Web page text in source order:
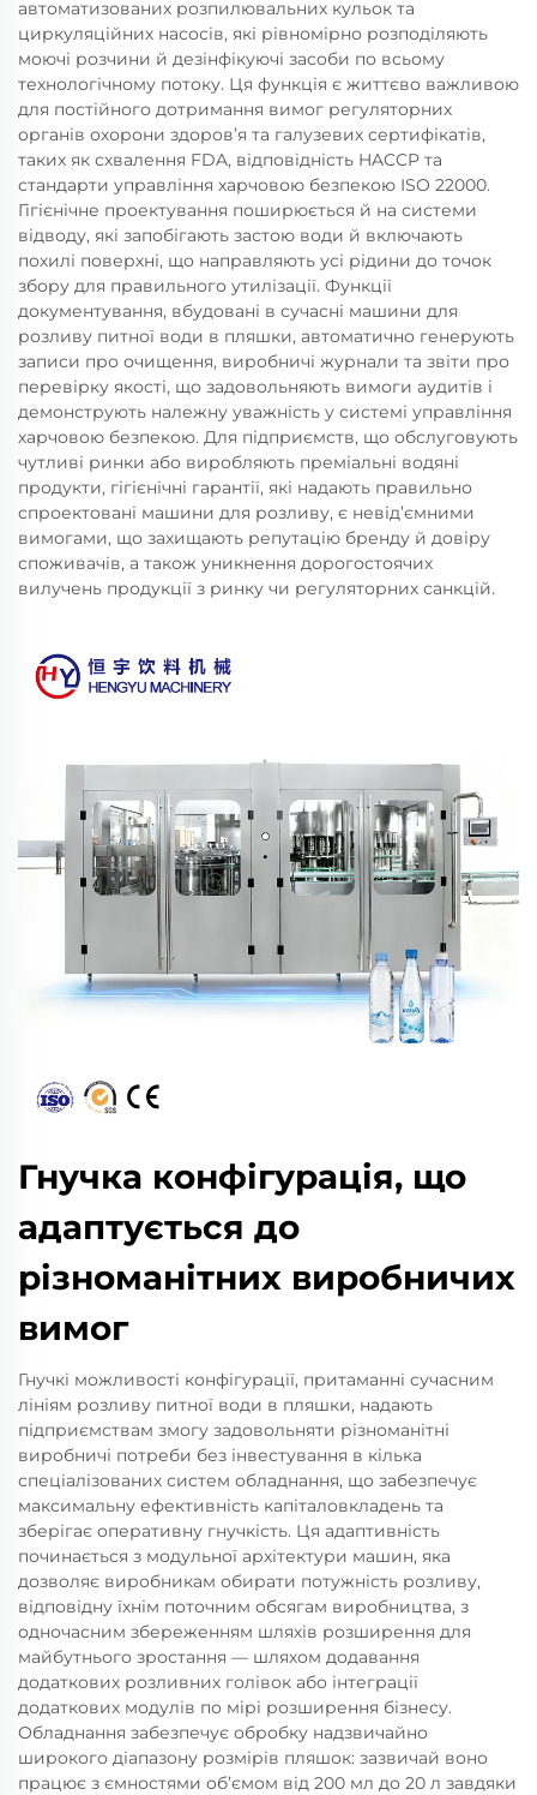
автоматизованих розпилювальних кульок та
циркуляційних насосів, які рівномірно розподіляють
моючі розчини й дезінфікуючі засоби по всьому
технологічному потоку. Ця функція є життєво важливою
для постійного дотримання вимог регуляторних
органів охорони здоров’я та галузевих сертифікатів,
таких як схвалення FDA, відповідність HACCP та
стандарти управління харчовою безпекою ISO 22000.
Гігієнічне проектування поширюється й на системи
відводу, які запобігають застою води й включають
похилі поверхні, що направляють усі рідини до точок
збору для правильного утилізації. Функції
документування, вбудовані в сучасні машини для
розливу питної води в пляшки, автоматично генерують
записи про очищення, виробничі журнали та звіти про
перевірку якості, що задовольняють вимоги аудитів і
демонструють належну уважність у системі управління
харчовою безпекою. Для підприємств, що обслуговують
чутливі ринки або виробляють преміальні водяні
продукти, гігієнічні гарантії, які надають правильно
спроектовані машини для розливу, є невід’ємними
вимогами, що захищають репутацію бренду й довіру
споживачів, а також уникнення дорогостоячих
вилучень продукції з ринку чи регуляторних санкцій.
Гнучка конфігурація, що
адаптується до
різноманітних виробничих
вимог
Гнучкі можливості конфігурації, притаманні сучасним
лініям розливу питної води в пляшки, надають
підприємствам змогу задовольняти різноманітні
виробничі потреби без інвестування в кілька
спеціалізованих систем обладнання, що забезпечує
максимальну ефективність капіталовкладень та
зберігає оперативну гнучкість. Ця адаптивність
починається з модульної архітектури машин, яка
дозволяє виробникам обирати потужність розливу,
відповідну їхнім поточним обсягам виробництва, з
одночасним збереженням шляхів розширення для
майбутнього зростання — шляхом додавання
додаткових розливних голівок або інтеграції
додаткових модулів по мірі розширення бізнесу.
Обладнання забезпечує обробку надзвичайно
широкого діапазону розмірів пляшок: зазвичай воно
працює з ємностями об’ємом від 200 мл до 20 л завдяки